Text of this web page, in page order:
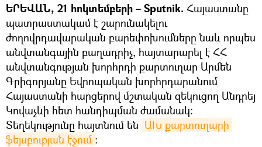
ԵՐԵՎԱՆ, 21 հոկտեմբերի – Sputnik. Հայաստանը
պատրաստակամ է շարունակելու
ժողովրդավարական բարեփոխումները նաև որպես
անվտանգային բաղադրիչ, հայտարարել է ՀՀ
անվտանգության խորհրդի քարտուղար Արմեն
Գրիգորյանը Եվրոպական խորհրդարանում
Հայաստանի հարցերով մշտական զեկուցող Անդրեյ
Կովաչևի հետ հանդիպման ժամանակ։
Տեղեկությունը հայտնում են ԱԽ քարտուղարի
ֆեյսբուքյան էջում ։